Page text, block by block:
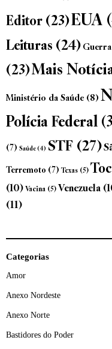
Editor(23)EUA
Leituras (24)Guerra
(23)Mais
Ministério da Saúde(8)
Polícia Federal
(7) Saúde(4) STF (27)
Terremoto (7) Texas (5)
(10)Vacina (5)Venezuela
(11)
Categorias
Amor
Anexo Nordeste
Anexo Norte
Bastidores do Poder